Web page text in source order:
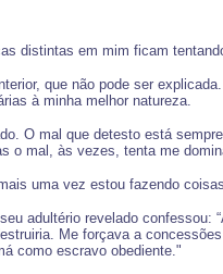
distintas em mim ficam
que não pode ser
à minha melhor natureza.
O mal que detesto está
o mal, às vezes, tenta me
uma vez estou fazendo
adultério revelado
Me forçava a
como escravo obediente."